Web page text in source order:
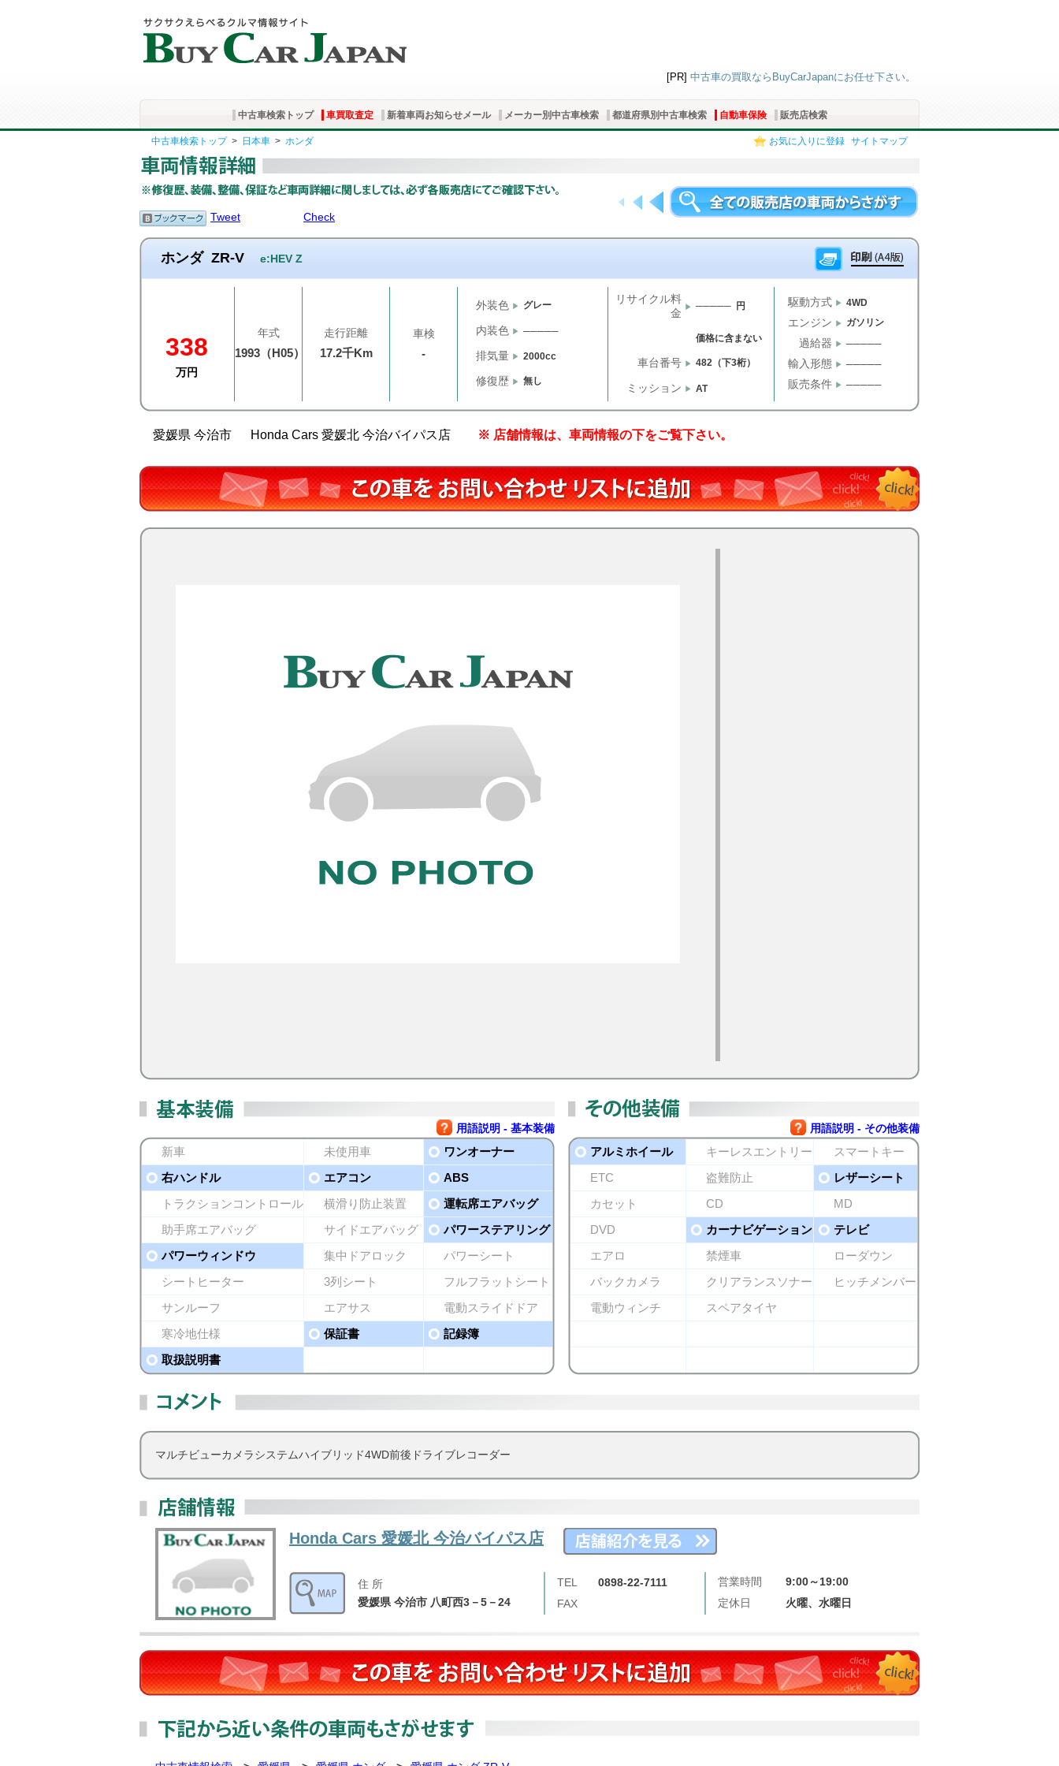
[PR] 中古車の買取ならBuyCarJapanにお任せ下さい。
中古車検索トップ 車買取査定 新着車両お知らせメール メーカー別中古車検索 都道府県別中古車検索 自動車保険 販売店検索
お気に入りに登録 サイトマップ
中古車検索トップ> 日本車 > ホンダ
Tweet Check
ホンダ ZR-V e:HEV Z
338
万円
年式
1993（H05）
走行距離
17.2千Km
車検
-
外装色 グレー
内装色 ─────
排気量 2000cc
修復歴 無し
リサイクル料
金
───── 円
価格に含まない
車台番号 482（下3桁）
ミッション AT
駆動方式 4WD
エンジン ガソリン
過給器 ─────
輸入形態 ─────
販売条件 ─────
愛媛県 今治市 Honda Cars 愛媛北 今治バイパス店 ※ 店舗情報は、車両情報の下をご覧下さい。
用語説明 - 基本装備
新車 未使用車
ワンオーナー
右ハンドル
エアコン
ABS
トラクションコントロール
横滑り防止装置
運転席エアバッグ
助手席エアバッグ
サイドエアバッグ
パワーステアリング
パワーウィンドウ
集中ドアロック
パワーシート
シートヒーター
3列シート
フルフラットシート
サンルーフ
エアサス
電動スライドドア
寒冷地仕様
保証書
記録簿
取扱説明書
用語説明 - その他装備
アルミホイール キーレスエントリー
スマートキー
ETC
盗難防止
レザーシート
カセット
CD
MD
DVD
カーナビゲーション
テレビ
エアロ
禁煙車
ローダウン
バックカメラ
クリアランスソナー
ヒッチメンバー
電動ウィンチ
スペアタイヤ
マルチビューカメラシステムハイブリッド4WD前後ドライブレコーダー
Honda Cars 愛媛北 今治バイパス店
住 所
愛媛県 今治市 八町西3－5－24
TEL 0898-22-7111 営業時間
9:00～19:00
FAX
定休日 火曜、水曜日